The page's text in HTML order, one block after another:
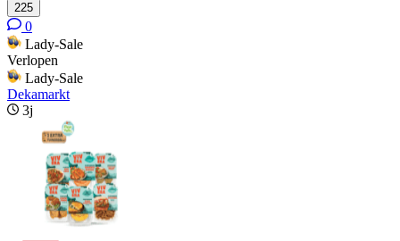
225
0
Lady-Sale
Verlopen
Lady-Sale
Dekamarkt
3j